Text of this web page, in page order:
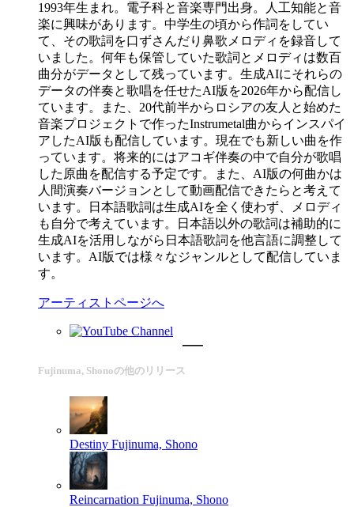
1993年生まれ。電子科と音楽専門出身。人工知能と音
楽に興味があります。中学生の頃から作詞をしてい
て、その歌詞を口ずさんだり鼻歌メロディを録音して
いました。何年も保管していた歌詞とメロディは数百
曲分がデータとして残っています。生成AIにそれらの
データの伴奏と歌唱を任せたAI版を2026年から配信し
ています。また、20代前半からロシアの友人と始めた
音楽プロジェクトで作ったInstrumetal曲からインスパイ
アしたAI版も配信しています。現在でも新しい曲を作
っています。将来的にはアコギ伴奏の中で自分が歌唱
した原曲を配信する予定です。また、AI版の何曲かは
人間演奏バージョンとして動画配信できたらと考えて
います。日本語歌詞は生成AIを全く使わず、メロディ
も自分で考えています。日本語以外の歌詞は補助的に
生成AIを活用しながら日本語歌詞を他言語に調整して
います。AI版では様々なジャンルとして配信していま
す。
アーティストページへ
Fujinuma, Shonoの他のリリース
Destiny Fujinuma, Shono
Reincarnation Fujinuma, Shono